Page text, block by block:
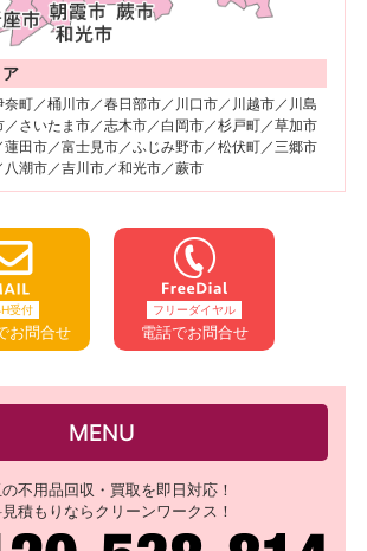
町／桶川市／春日部市／川口市／川越市／川島
さいたま市／志木市／白岡市／杉戸町／草加市
蓮田市／富士見市／ふじみ野市／松伏町／三郷市
八潮市／吉川市／和光市／蕨市
受付
お問合せ
フリーダイヤル
電話でお問合せ
MENU
不用品回収・買取を即日対応！
積もりならクリーンワークス！